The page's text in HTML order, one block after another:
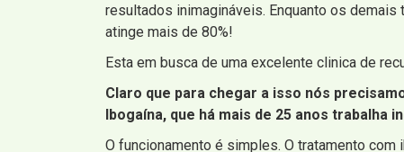
resultados inimagináveis. Enquanto os
atinge mais de 80%!
Esta em busca de uma excelente clinica de
Claro que para chegar a isso nós
Ibogaína, que há mais de 25 anos trabalha
O funcionamento é simples. O tratamento